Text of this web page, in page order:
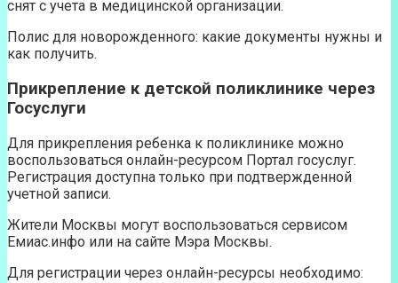
снят с учета в медицинской организации.
Полис для новорожденного: какие документы нужны и
как получить.
Прикрепление к детской поликлинике через
Госуслуги
Для прикрепления ребенка к поликлинике можно
воспользоваться онлайн-ресурсом Портал госуслуг.
Регистрация доступна только при подтвержденной
учетной записи.
Жители Москвы могут воспользоваться сервисом
Емиас.инфо или на сайте Мэра Москвы.
Для регистрации через онлайн-ресурсы необходимо: